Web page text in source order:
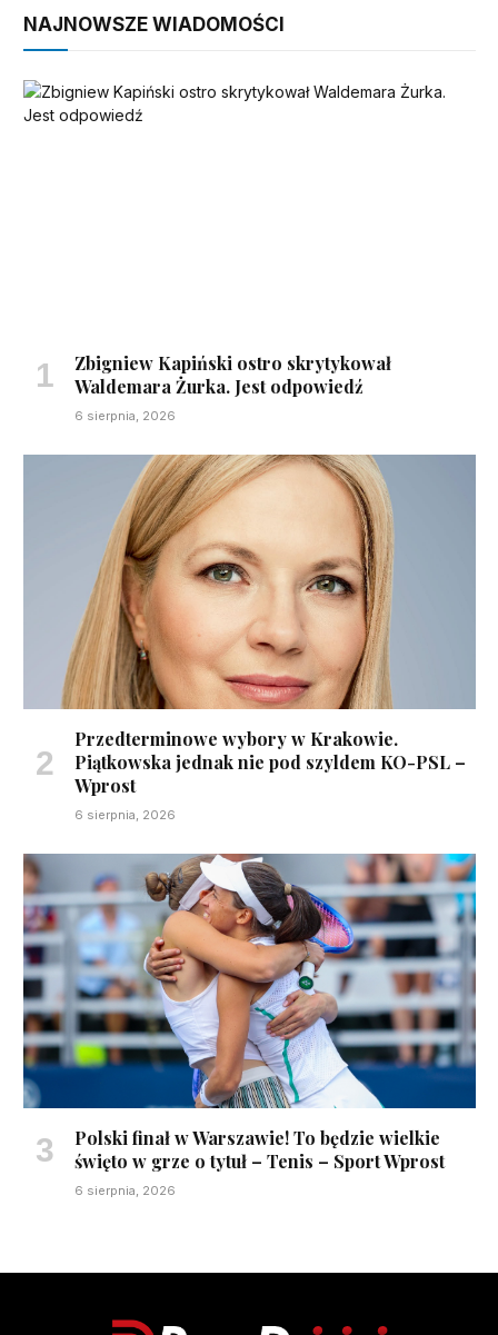
NAJNOWSZE WIADOMOŚCI
Zbigniew Kapiński ostro skrytykował
Waldemara Żurka. Jest odpowiedź
6 sierpnia, 2026
Przedterminowe wybory w Krakowie.
Piątkowska jednak nie pod szyldem KO-PSL –
Wprost
6 sierpnia, 2026
Polski finał w Warszawie! To będzie wielkie
święto w grze o tytuł – Tenis – Sport Wprost
6 sierpnia, 2026